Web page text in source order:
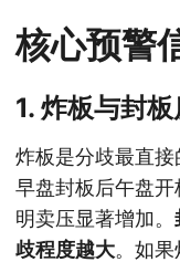
核心预警
1. 炸板与封
炸板是分歧最直
早盘封板后午盘
明卖压显著增加。
歧程度越大。如